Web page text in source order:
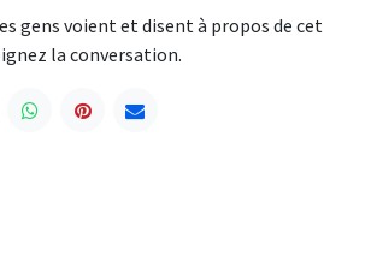
gens voient et disent à propos de cet
la conversation.